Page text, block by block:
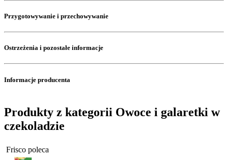
Przygotowywanie i przechowywanie
Ostrzeżenia i pozostałe informacje
Informacje producenta
Produkty z kategorii Owoce i galaretki w
czekoladzie
Frisco poleca